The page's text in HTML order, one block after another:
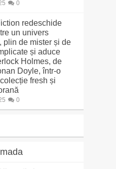
0
redeschide
un univers
plin de mister și de
și aduce
Holmes, de
Doyle, într-o
fresh și
0